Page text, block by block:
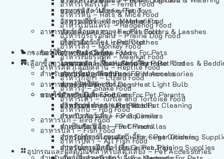
อาหารเฟอร์เร็ต – Ferret Food
อาหารหนู – Rats & Mice Food
อาหารเม่นแคระ – Hedgehog Food
อาหารกระรอกดิน – Prairie Dog Food
อาหารลิง – Monkey Food
อาหารเมียร์แคท – Meerkat Food
อาหารสัตว์เลี้อยคลาน – Reptile Food
อาหารกิ้งก่า – Lizard Food
อาหารงู – Snake Food
อาหารเต่า – Turtle and Tortoise Food
อาหารกบ – Frog Food
อาหารนก – Bird Food
อาหารปลา – Fish Food
อาหารปลา – All Fish Food
อุปกรณและผลิตภัณฑ์สำหรับสัตว์เลี้ยง – Pet Accessories
อาหารลิง – Monkey Food
อาหารเมียร์แคท – Meerkat Food
อาหารสัตว์เลี้อยคลาน – Reptile Food
อาหารกิ้งก่า – Lizard Food
อาหารงู – Snake Food
อาหารเต่า – Turtle and Tortoise Food
อาหารกบ – Frog Food
อาหารนก – Bird Food
อาหารปลา – Fish Food
อาหารปลา – All Fish Food
ของเล่นสัตว์เลี้ยง – Pet Toys
วัสดุรองกรง – Cage Materials
ปลอกคอและสายจูง – Pet Collars & Leashes
เสื้อผ้าสัตว์เลี้ยง – Pet Clothes
ของใช้สำหรับสัตว์เลี้ยง – More For Pets
โดมนอนและที่นอนสัตว์เลี้ยง – Pet Crates &
ของประดับสำหรับนก – Bird Accessories
หลอดไฟให้ความร้อน – Heat Light Bulb
ของใช้สำหรับผู้เลี้ยง – Items For Pet Parents
ผลิตภัณฑ์ทำความสะอาด – Pet Cleaning
กระเป๋าสัตว์เลี้ยง – Pet Carriers
รถเข็นสัตว์เลี้ยง – Pet Prams
อุปกรณ์ตัดแต่งขนสัตว์เลี้ยง – Pet Grooming
อุปกรณ์การฝึกสัตว์เลี้ยง – Pet Training Supplies
กรงสัตว์เลี้ยง – Pet Cages
เลือกซื้อตามหมวดสัตว์เลี้ยง – Shop By Pet
สำหรับสัตว์เลี้ยงลูกด้วยนม – For Mammals
สำหรับสุนัข – For Dogs
สำหรับแมว – For Cats
สำหรับกระต่าย – For Rabbits
สำหรับกระรอก – For Squirrels
สำหรับชินชิล่า – For Chinchillas
สำหรับชูการ์ไกลเดอร์ – For Sugar Gliders
สำหรับหนูแกสบี้ – For Guinea Pigs